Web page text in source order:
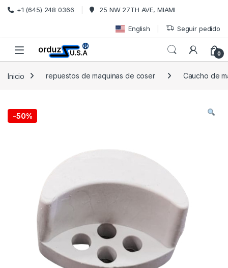
Saltar a la navegación
Ir al contenido
+1 (645) 248 0366 25 NW 27TH AVE, MIAMI
English Seguir pedido
0
Inicio repuestos de maquinas de coser Caucho de
-50%